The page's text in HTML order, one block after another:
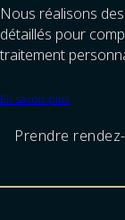
Nous réalisons
détaillés pour
traitement
En savoir plus
Prendre